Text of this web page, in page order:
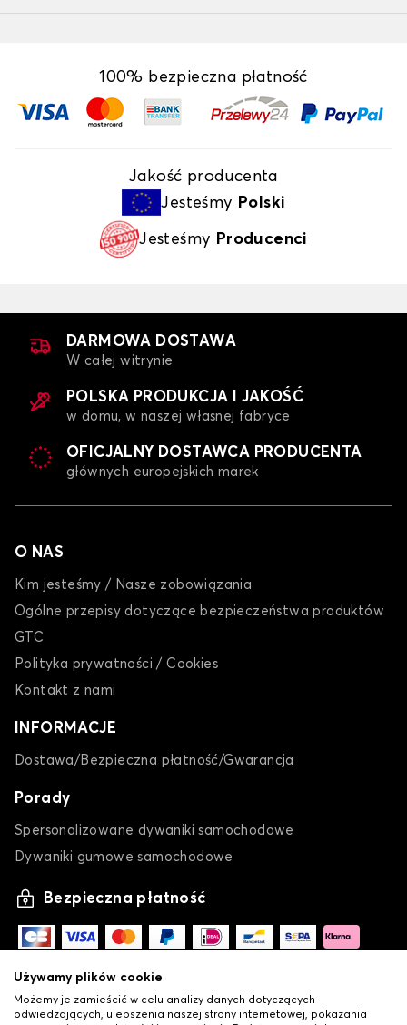
100% bezpieczna płatność
Jakość producenta
Jesteśmy Polski
Jesteśmy Producenci
DARMOWA DOSTAWA
W całej witrynie
POLSKA PRODUKCJA I JAKOŚĆ
w domu, w naszej własnej fabryce
OFICJALNY DOSTAWCA PRODUCENTA
głównych europejskich marek
O NAS
Kim jesteśmy / Nasze zobowiązania
Ogólne przepisy dotyczące bezpieczeństwa produktów
GTC
Polityka prywatności / Cookies
Kontakt z nami
INFORMACJE
Dostawa/Bezpieczna płatność/Gwarancja
Porady
Spersonalizowane dywaniki samochodowe
Dywaniki gumowe samochodowe
Bezpieczna płatność
Używamy plików cookie
Możemy je zamieścić w celu analizy danych dotyczących
odwiedzających, ulepszenia naszej strony internetowej, pokazania